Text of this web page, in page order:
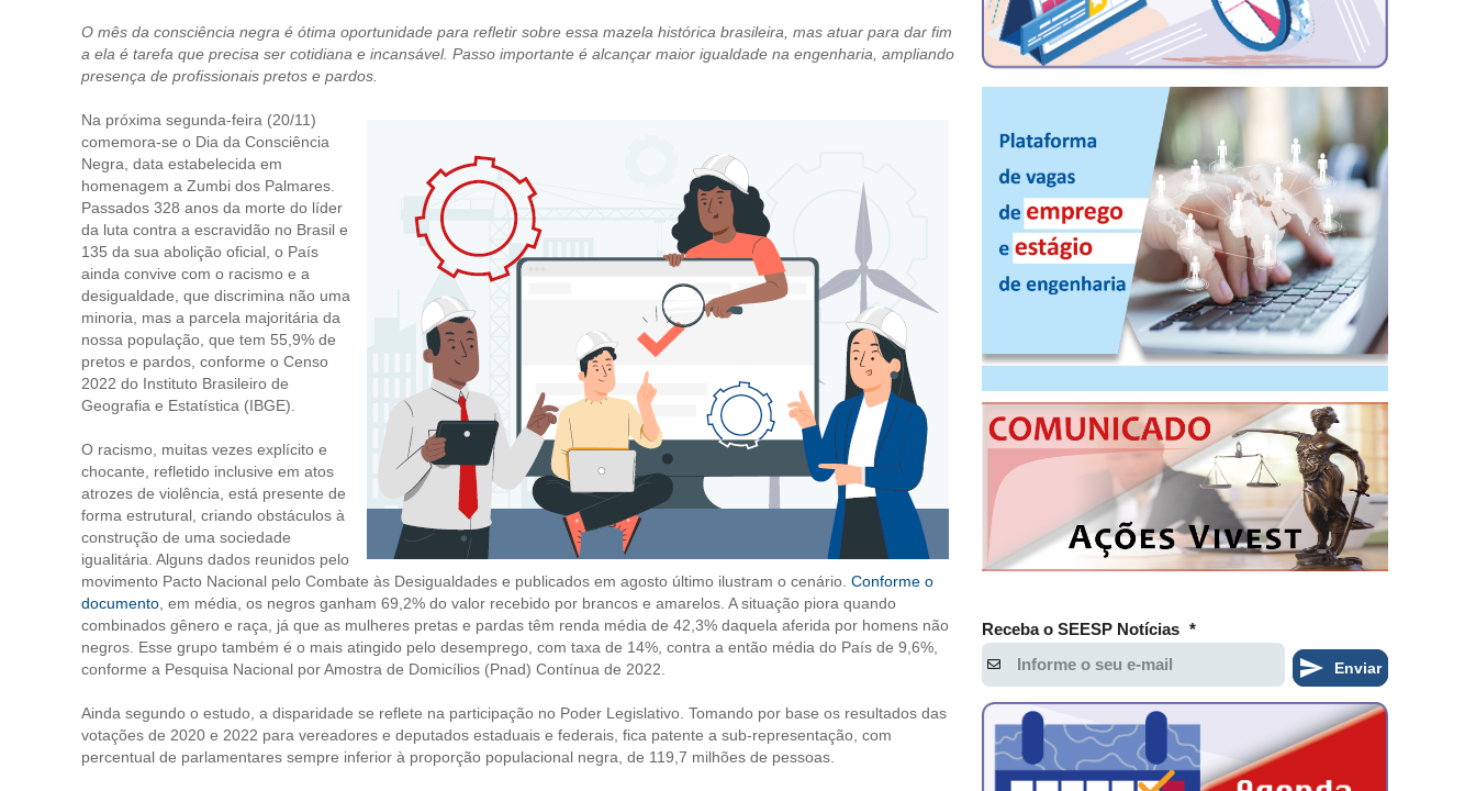
O mês da consciência negra é ótima oportunidade para refletir sobre essa mazela histórica brasileira, mas atuar para dar fim
a ela é tarefa que precisa ser cotidiana e incansável. Passo importante é alcançar maior igualdade na engenharia, ampliando
presença de profissionais pretos e pardos.
Na próxima segunda-feira (20/11)
comemora-se o Dia da Consciência
Negra, data estabelecida em
homenagem a Zumbi dos Palmares.
Passados 328 anos da morte do líder
da luta contra a escravidão no Brasil e
135 da sua abolição oficial, o País
ainda convive com o racismo e a
desigualdade, que discrimina não uma
minoria, mas a parcela majoritária da
nossa população, que tem 55,9% de
pretos e pardos, conforme o Censo
2022 do Instituto Brasileiro de
Geografia e Estatística (IBGE).
O racismo, muitas vezes explícito e
chocante, refletido inclusive em atos
atrozes de violência, está presente de
forma estrutural, criando obstáculos à
construção de uma sociedade
igualitária. Alguns dados reunidos pelo
movimento Pacto Nacional pelo Combate às Desigualdades e publicados em agosto último ilustram o cenário. Conforme o
documento , em média, os negros ganham 69,2% do valor recebido por brancos e amarelos. A situação piora quando
combinados gênero e raça, já que as mulheres pretas e pardas têm renda média de 42,3% daquela aferida por homens não
negros. Esse grupo também é o mais atingido pelo desemprego, com taxa de 14%, contra a então média do País de 9,6%,
conforme a Pesquisa Nacional por Amostra de Domicílios (Pnad) Contínua de 2022.
Ainda segundo o estudo, a disparidade se reflete na participação no Poder Legislativo. Tomando por base os resultados das
votações de 2020 e 2022 para vereadores e deputados estaduais e federais, fica patente a sub-representação, com
percentual de parlamentares sempre inferior à proporção populacional negra, de 119,7 milhões de pessoas.
Receba o SEESP Notícias *
Enviar